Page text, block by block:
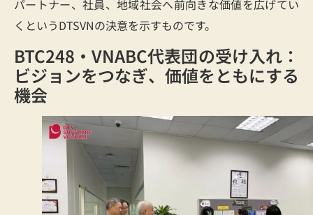
パートナー、社員、地域社会へ前向きな価値を広げてい
くというDTSVNの決意を示すものです。
BTC248・VNABC代表団の受け入れ：
ビジョンをつなぎ、価値をともにする
機会